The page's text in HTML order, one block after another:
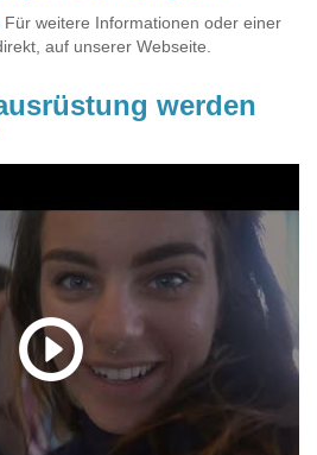
Für weitere Informationen oder einer
auf unserer Webseite.
werden